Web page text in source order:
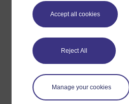
Accept all cookies
Reject All
Manage your cookies
exemple, des échanges
urbaines et rurales peuvent
comparaisons intéressantes).
Permettre à l’école de
communauté locale. Un
les mères s’étaient jointes
avaient ainsi amélioré leur
Créer un jardin dans